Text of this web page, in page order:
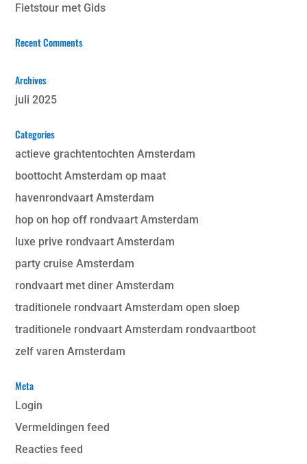
Fietstour met Gids
Recent Comments
Archives
juli 2025
Categories
actieve grachtentochten Amsterdam
boottocht Amsterdam op maat
havenrondvaart Amsterdam
hop on hop off rondvaart Amsterdam
luxe prive rondvaart Amsterdam
party cruise Amsterdam
rondvaart met diner Amsterdam
traditionele rondvaart Amsterdam open sloep
traditionele rondvaart Amsterdam rondvaartboot
zelf varen Amsterdam
Meta
Login
Vermeldingen feed
Reacties feed